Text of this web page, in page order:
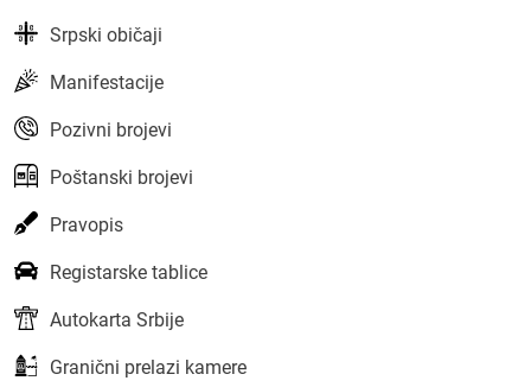
Srpski običaji
Manifestacije
Pozivni brojevi
Poštanski brojevi
Pravopis
Registarske tablice
Autokarta Srbije
Granični prelazi kamere